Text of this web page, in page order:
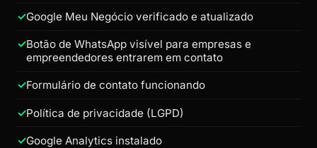
Google Meu Negócio verificado e atualizado
Botão de WhatsApp visível para empresas e
empreendedores entrarem em contato
Formulário de contato funcionando
Política de privacidade (LGPD)
Google Analytics instalado